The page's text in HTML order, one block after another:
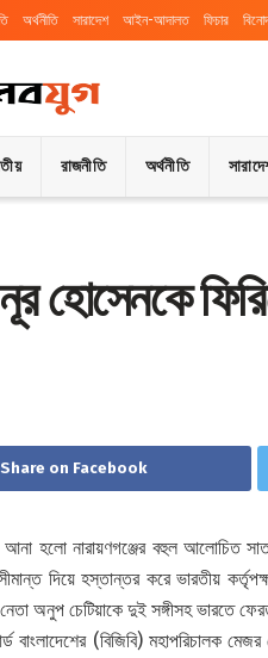
অর্থনীতি সারাদেশ আইন-আদালত ফিচার
রাজনীতি অর্থনীতি
হোসেনকে
Share on Facebook
আনা হলো নারায়ণগঞ্জের বহুল আলোচিত
দিয়ে হস্তান্তর করে ভারতীয়
অনুপ চেটিয়াকে দুই সঙ্গীসহ ভারতে
বাংলাদেশের (বিজিবি) মহাপরিচালক